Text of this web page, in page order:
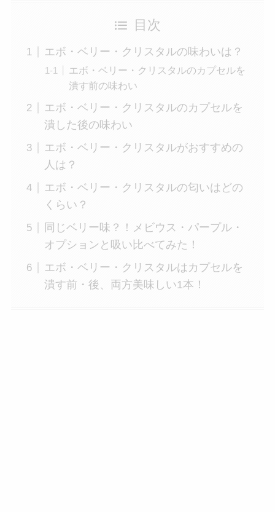
目次
エボ・ベリー・クリスタルの味わいは？
エボ・ベリー・クリスタルのカプセルを
潰す前の味わい
エボ・ベリー・クリスタルのカプセルを
潰した後の味わい
エボ・ベリー・クリスタルがおすすめの
人は？
エボ・ベリー・クリスタルの匂いはどの
くらい？
同じベリー味？！メビウス・パープル・
オプションと吸い比べてみた！
エボ・ベリー・クリスタルはカプセルを
潰す前・後、両方美味しい1本！